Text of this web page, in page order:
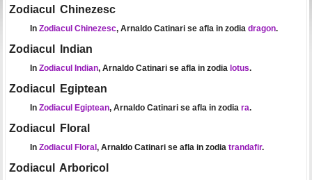
Zodiacul Chinezesc
In Zodiacul Chinezesc, Arnaldo Catinari se afla in zodia dragon.
Zodiacul Indian
In Zodiacul Indian, Arnaldo Catinari se afla in zodia lotus.
Zodiacul Egiptean
In Zodiacul Egiptean, Arnaldo Catinari se afla in zodia ra.
Zodiacul Floral
In Zodiacul Floral , Arnaldo Catinari se afla in zodia trandafir.
Zodiacul Arboricol